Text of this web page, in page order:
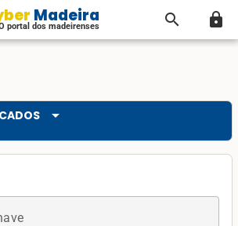
Madeira
portal dos madeirenses search lock
arrow_drop_down